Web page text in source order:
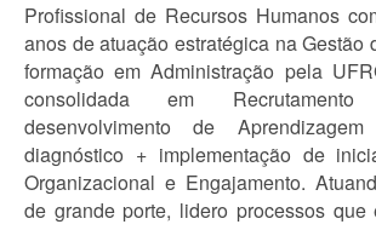
Profissional de Recursos Humanos
anos de atuação estratégica na Gestão
formação em Administração pela
consolidada em
desenvolvimento de
diagnóstico + implementação de
Organizacional e Engajamento.
de grande porte, lidero processos que